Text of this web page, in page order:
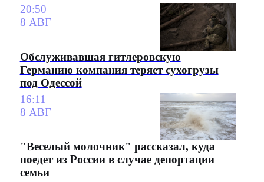
20:50
8 АВГ
Обслуживавшая гитлеровскую
Германию компания теряет сухогрузы
под Одессой
16:11
8 АВГ
"Веселый молочник" рассказал, куда
поедет из России в случае депортации
семьи